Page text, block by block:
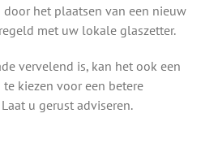
het plaatsen van een nieuw
met uw lokale glaszetter.
vervelend is, kan het ook een
kiezen voor een betere
u gerust adviseren.